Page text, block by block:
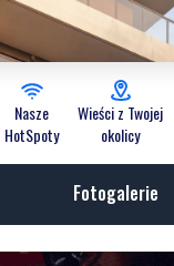
Nasze
HotSpoty
Wieści z Twojej
okolicy
Fotogalerie